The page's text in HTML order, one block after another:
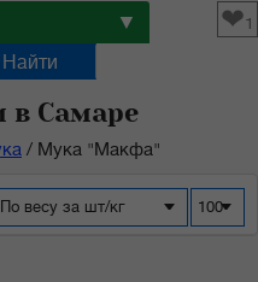
▼ ❤1
Самаре
/ Мука "Макфа"
100
По весу за шт/кг